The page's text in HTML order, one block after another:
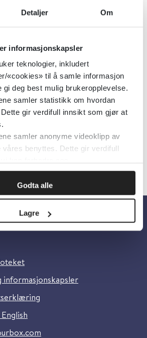
Detaljer Om
informasjonskapsler
teknologier, inkludert
«cookies» til å samle informasjon
gi deg best mulig brukeropplevelse.
samler statistikk om hvordan
gir verdifull innsikt som gjør at
samler anonyme videoklipp av
våres benyttes. Dette gir verdifull
Godta alle
Lagre
regler, Samfunnsmedisin
Forskrifter, Lover og
og
(HOD), Lovdata
informasjonskapsler